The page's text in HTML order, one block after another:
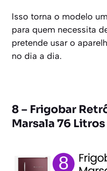
Isso torna o modelo
para quem necessita
pretende usar o
no dia a dia.
8 – Frigobar
Marsala 76 Litros